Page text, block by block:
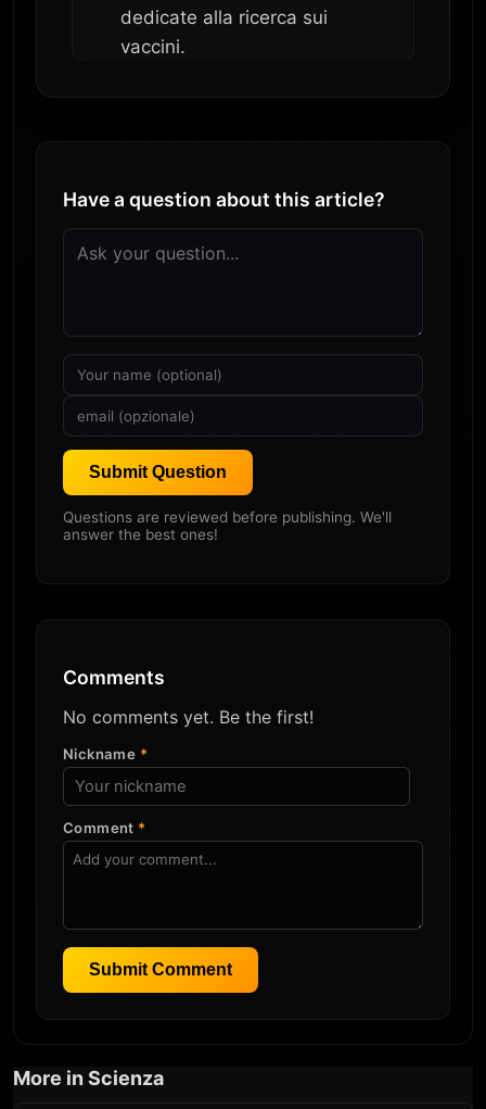
dedicate alla ricerca sui
vaccini.
Have a question about this article?
Submit Question
Questions are reviewed before publishing. We'll
answer the best ones!
Comments
No comments yet. Be the first!
Nickname *
Comment *
Submit Comment
More in Scienza